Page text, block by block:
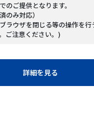
のご提供となります。
のみ対応）
ラウザを閉じる等の操作を
ご注意ください。)
詳細を見る